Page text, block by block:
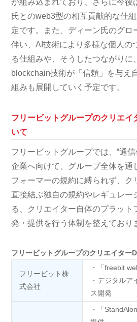
が組み込まれており、さらに今後
氏とのweb3型の相互貢献的な仕
定です。また、ディーン氏のグロ
伴い、AI技術により多様な個人の
る仕組みや、そうしたつながりに
blockchain技術が「信頼」を与え
組みも展開していく予定です。
フリービットグループのクリエイ
いて
フリービットグループでは、“通
企業へ向けて、グループ全体を通
フォーマーの規約に縛られず、ク
直接結ぶ独自の規約やレギュレー
る、クリエイター自体のプラット
発・提供を行う体制を整えており
フリービットグループのクリエイター
フリービット株
式会社
・「freebit
・デジタルア
ス開発
・「